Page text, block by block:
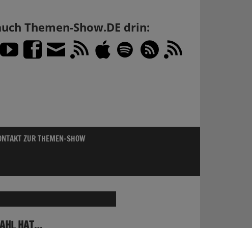
Themen-Show.DE drin:
ZUR THEMEN-SHOW
HAT…